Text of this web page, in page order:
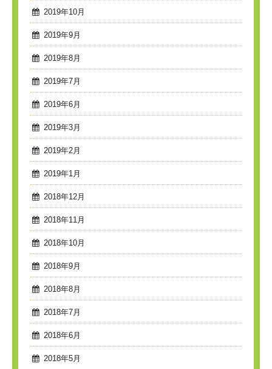
2019年10月
2019年9月
2019年8月
2019年7月
2019年6月
2019年3月
2019年2月
2019年1月
2018年12月
2018年11月
2018年10月
2018年9月
2018年8月
2018年7月
2018年6月
2018年5月